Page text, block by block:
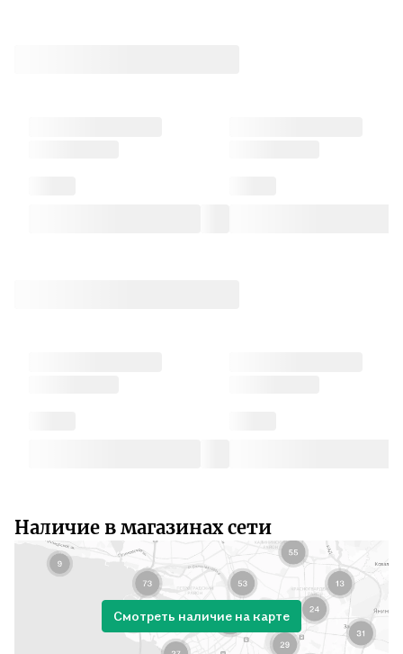
Наличие в магазинах сети
Смотреть наличие на карте